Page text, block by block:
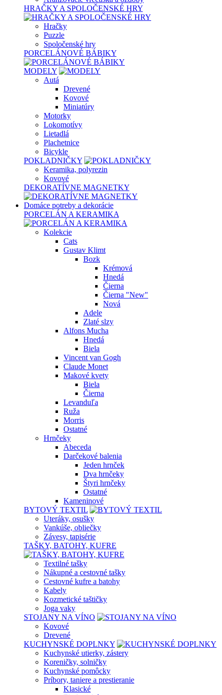
HRAČKY A SPOLOČENSKÉ HRY
Hračky
Puzzle
Spoločenské hry
PORCELÁNOVÉ BÁBIKY
MODELY
Autá
Drevené
Kovové
Miniatúry
Motorky
Lokomotívy
Lietadlá
Plachetnice
Bicykle
POKLADNIČKY
Keramika, polyrezin
Kovové
DEKORATÍVNE MAGNETKY
Domáce potreby a dekorácie
PORCELÁN A KERAMIKA
Kolekcie
Cats
Gustav Klimt
Bozk
Krémová
Hnedá
Čierna
Čierna "New"
Nová
Adele
Zlaté slzy
Alfons Mucha
Hnedá
Biela
Vincent van Gogh
Claude Monet
Makové kvety
Biela
Čierna
Levanduľa
Ruža
Morris
Ostatné
Hrnčeky
Abeceda
Darčekové balenia
Jeden hrnček
Dva hrnčeky
Štyri hrnčeky
Ostatné
Kameninové
BYTOVÝ TEXTIL
Uteráky, osušky
Vankúše, obliečky
Závesy, tapisérie
TAŠKY, BATOHY, KUFRE
Textilné tašky
Nákupné a cestovné tašky
Cestovné kufre a batohy
Kabely
Kozmetické taštičky
Joga vaky
STOJANY NA VÍNO
Kovové
Drevené
KUCHYNSKÉ DOPLNKY
Kuchynské utierky, zástery
Koreničky, solničky
Kuchynské pomôcky
Príbory, taniere a prestieranie
Klasické